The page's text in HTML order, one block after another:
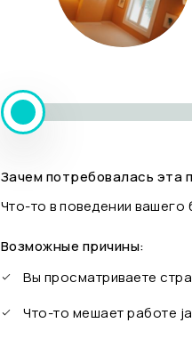
Зачем потребовалась эта
Что-то в поведении
Возможные причины:
Вы просматриваете
Что-то мешает работе